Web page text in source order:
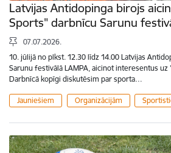
Latvijas Antidopinga birojs
Sports" darbnīcu Sarunu
07.07.2026.
10. jūlijā no plkst. 12.30 līdz 14.00 Latvijas
Sarunu festivālā LAMPA, aicinot interesentus
Darbnīcā kopīgi diskutēsim par sporta…
Jauniešiem Organizācijām